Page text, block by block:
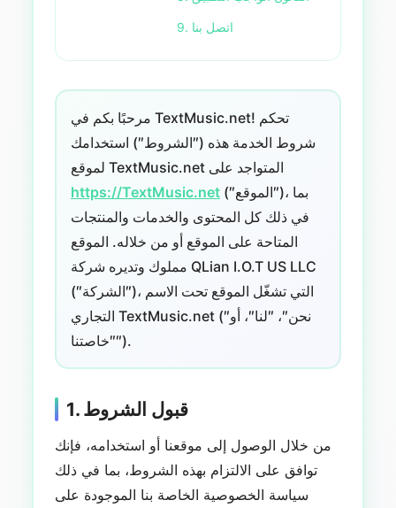
9. اتصل بنا
مرحبًا بكم في TextMusic.net! تحكم
شروط الخدمة هذه (″الشروط″) استخدامك
لموقع TextMusic.net المتواجد على
https://TextMusic.net(″الموقع″)، بما
في ذلك كل المحتوى والخدمات والمنتجات
المتاحة على الموقع أو من خلاله. الموقع
مملوك وتديره شركة QLian I.O.T US LLC
(″الشركة″)، التي تشغّل الموقع تحت الاسم
التجاري TextMusic.net (″نحن″، ″لنا″، أو
″خاصتنا″).
1. قبول الشروط
من خلال الوصول إلى موقعنا أو استخدامه، فإنك
توافق على الالتزام بهذه الشروط، بما في ذلك
سياسة الخصوصية الخاصة بنا الموجودة على